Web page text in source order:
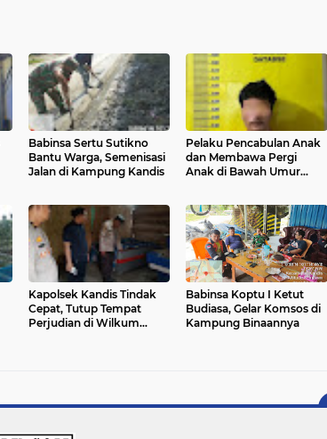
Babinsa Sertu Sutikno
Bantu Warga, Semenisasi
Jalan di Kampung Kandis
Pelaku Pencabulan Anak
dan Membawa Pergi
Anak di Bawah Umur
Kapolsek Kandis Tindak
Cepat, Tutup Tempat
Perjudian di Wilkum
Babinsa Koptu I Ketut
Budiasa, Gelar Komsos di
Kampung Binaannya